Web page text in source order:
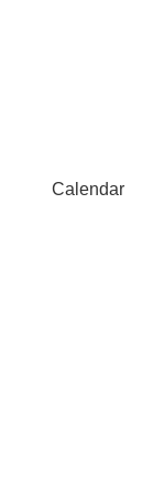
Calendar